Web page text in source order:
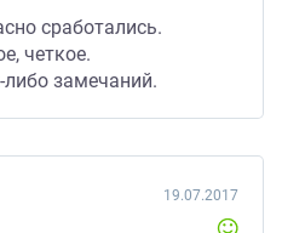
сработались.
четкое.
замечаний.
19.07.2017